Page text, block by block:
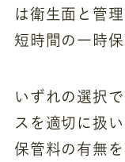
は衛生面と管
短時間の一時
いずれの選択
スを適切に扱
保管料の有無